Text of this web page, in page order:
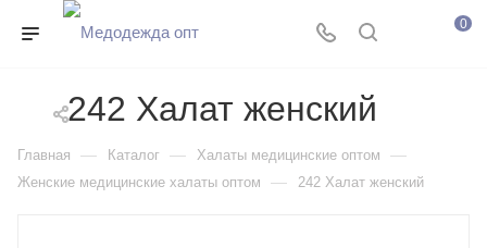
0
242 Халат женский
Главная — Каталог — Халаты медицинские оптом —
Женские медицинские халаты оптом — 242 Халат женский